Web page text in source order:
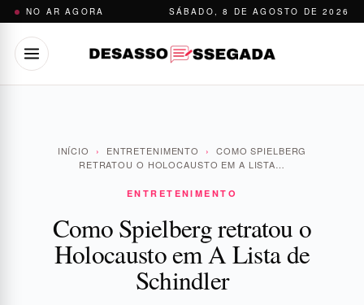
Pular
conteúdo
NO AR AGORA SÁBADO, 8 DE AGOSTO DE 2026
INÍCIO › ENTRETENIMENTO ›
COMO SPIELBERG
RETRATOU O HOLOCAUSTO EM A LISTA…
ENTRETENIMENTO
Como Spielberg retratou o
Holocausto em A Lista de
Schindler